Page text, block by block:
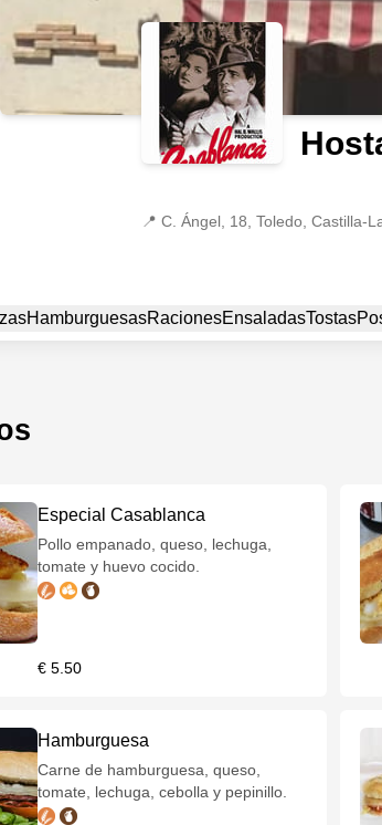
📍 C. Ángel, 18, Toledo, Castilla-
HamburguesasRacionesEnsaladasTostas
Especial Casablanca
Pollo empanado, queso, lechuga,
tomate y huevo cocido.
€ 5.50
Hamburguesa
Carne de hamburguesa, queso,
tomate, lechuga, cebolla y pepinillo.